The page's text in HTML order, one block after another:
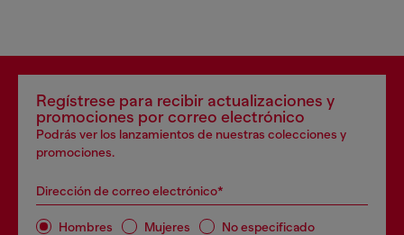
Regístrese para recibir actualizaciones y
promociones por correo electrónico
Podrás ver los lanzamientos de nuestras colecciones y
promociones.
Dirección de correo electrónico*
Hombres Mujeres No especificado